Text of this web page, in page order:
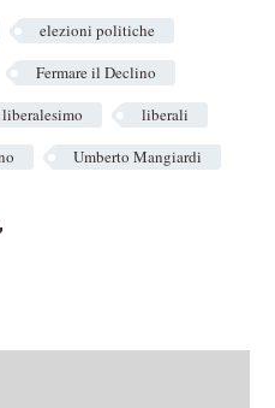
elezioni politiche
Fermare il Declino
liberalesimo
liberali
Umberto Mangiardi